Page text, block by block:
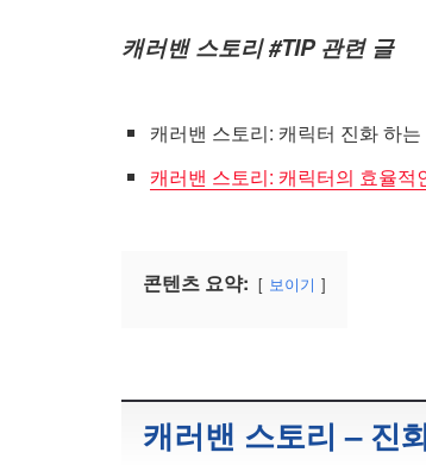
캐러밴 스토리 #TIP 관련 글
캐러밴 스토리: 캐릭터 진화 하
캐러밴 스토리: 캐릭터의 효율적
콘텐츠 요약: 보이기
캐러밴 스토리 – 진